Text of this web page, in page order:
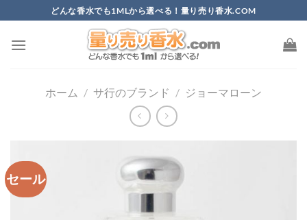
to
content
どんな香水でも1MLから選べる！量り売り香水.COM
ホーム / サ行のブランド / ジョーマローン
セール